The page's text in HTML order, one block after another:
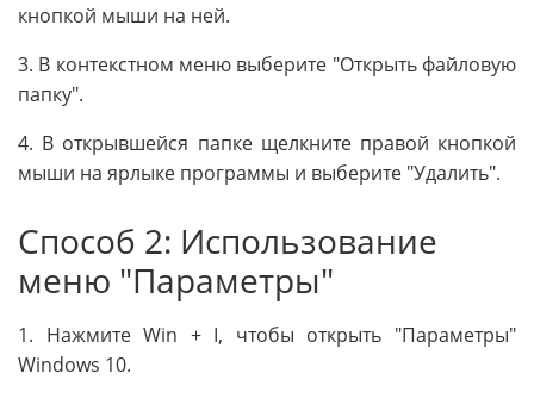
кнопкой мыши на ней.
3. В контекстном меню выберите "Открыть файловую
папку".
4. В открывшейся папке щелкните правой кнопкой
мыши на ярлыке программы и выберите "Удалить".
Способ 2: Использование
меню "Параметры"
1. Нажмите Win + I, чтобы открыть "Параметры"
Windows 10.